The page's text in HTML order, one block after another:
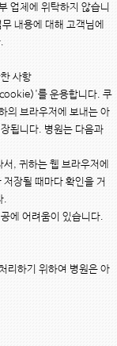
업체에 위탁하지 않습니
내용에 대해 고객님에
사항
의 브라우저에 보내는 아
됩니다. 병원는 다음과
, 귀하는 웹 브라우저에
장될 때마다 확인을 거
.
에 어려움이 있습니다.
리하기 위하여 병원은 아